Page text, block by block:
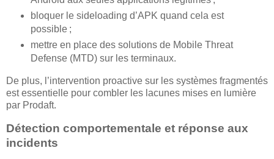
bloquer le sideloading d’APK quand cela est
possible ;
mettre en place des solutions de Mobile Threat
Defense (MTD) sur les terminaux.
De plus, l’intervention proactive sur les systèmes fragmentés
est essentielle pour combler les lacunes mises en lumière
par Prodaft.
Détection comportementale et réponse aux
incidents